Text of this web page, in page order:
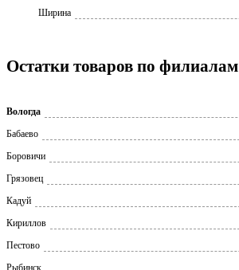
Ширина
Остатки товаров по филиалам
Вологда
Бабаево
Боровичи
Грязовец
Кадуй
Кириллов
Пестово
Рыбинск